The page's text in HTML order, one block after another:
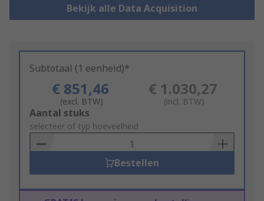
Bekijk alle Data Acquisition
Subtotaal (1 eenheid)*
€ 851,46
(excl. BTW)
€ 1.030,27
(incl. BTW)
Add
to
Basket
Aantal stuks
selecteer of typ hoeveelheid
Bestellen